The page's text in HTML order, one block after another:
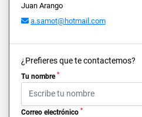
Juan Arango
a.samot@hotmail.com
¿Prefieres que te contactemos?
Tu nombre *
Correo electrónico *